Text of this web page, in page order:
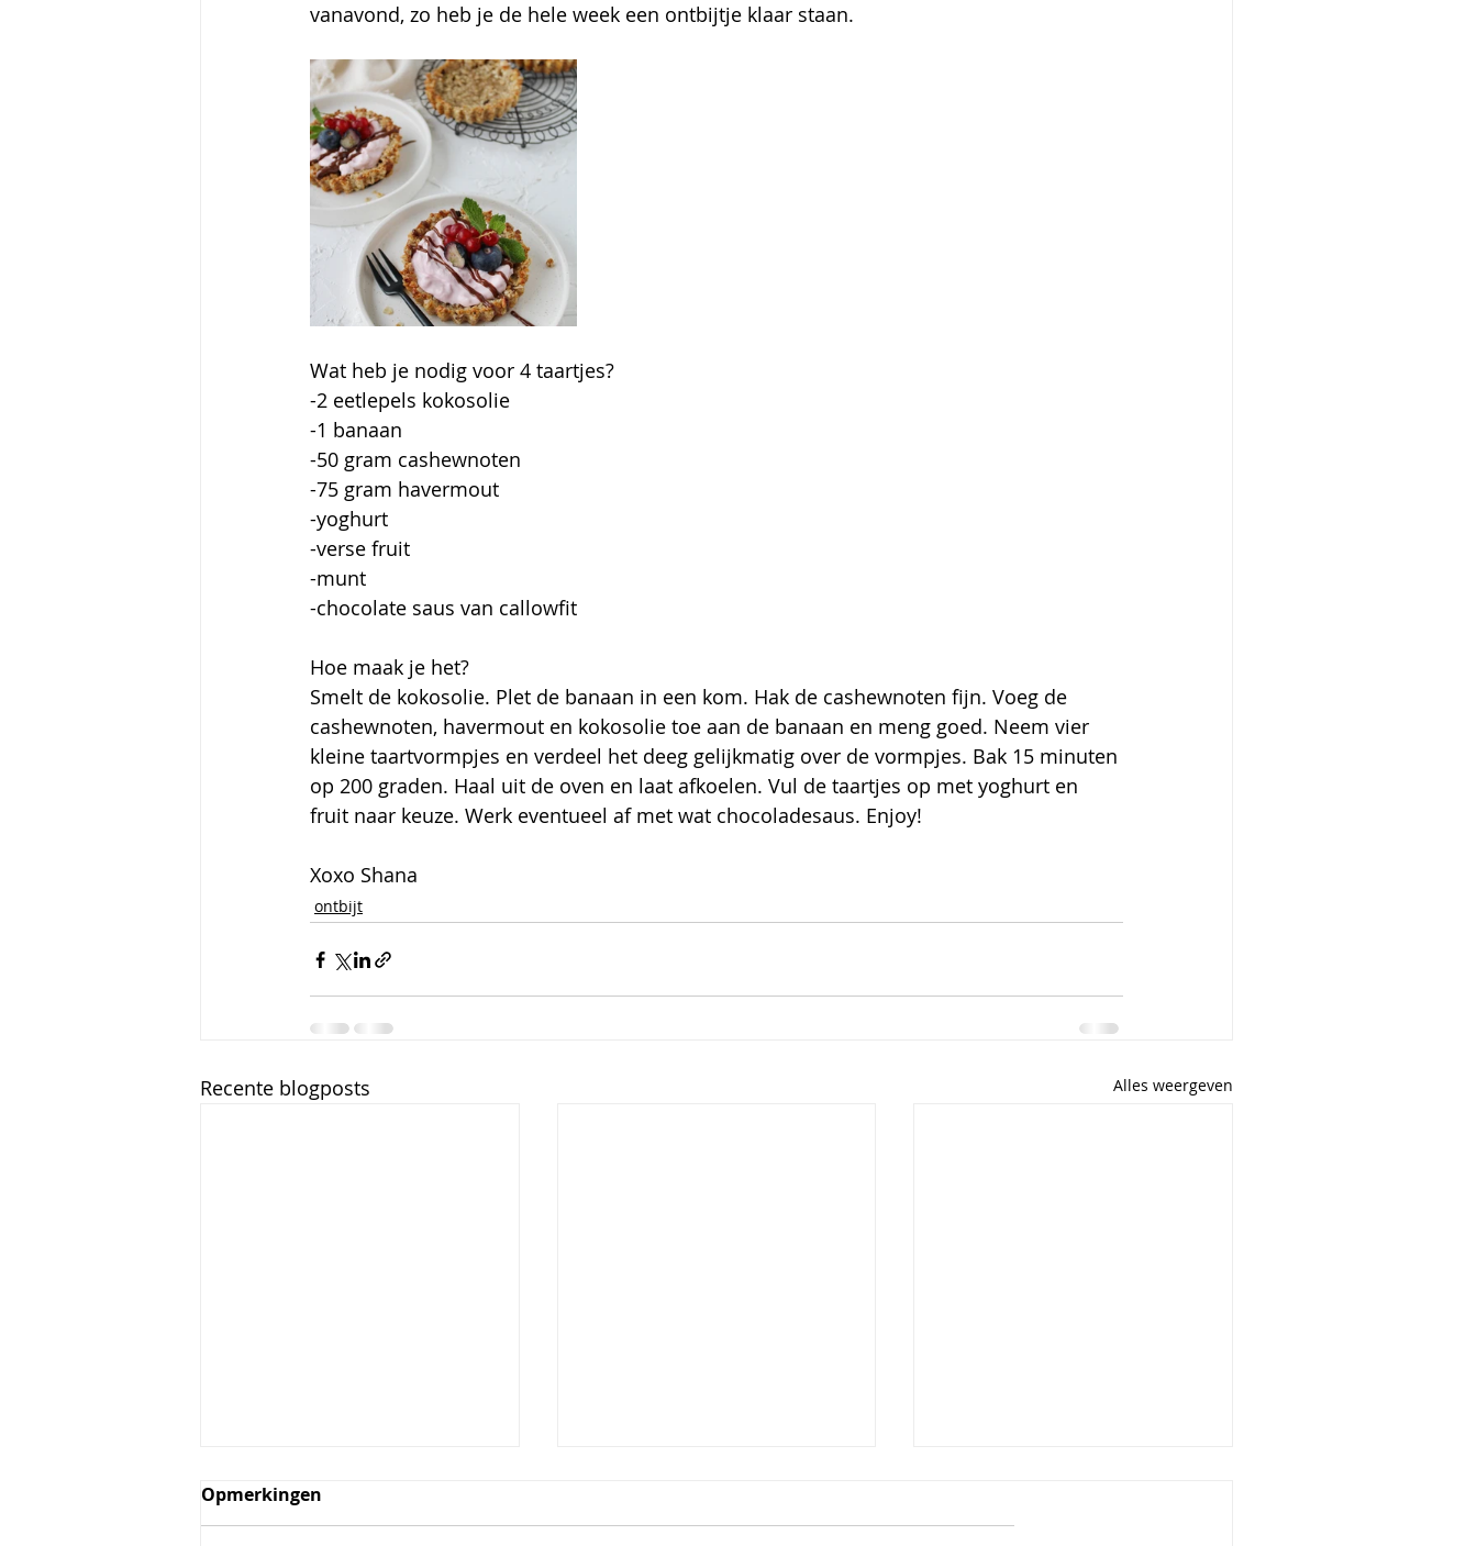
vanavond, zo heb je de hele week een ontbijtje klaar staan.
Wat heb je nodig voor 4 taartjes?
-2 eetlepels kokosolie
-1 banaan
-50 gram cashewnoten
-75 gram havermout
-yoghurt
-verse fruit
-munt
-chocolate saus van callowfit
Hoe maak je het?
Smelt de kokosolie. Plet de banaan in een kom. Hak de cashewnoten fijn. Voeg de
cashewnoten, havermout en kokosolie toe aan de banaan en meng goed. Neem vier
kleine taartvormpjes en verdeel het deeg gelijkmatig over de vormpjes. Bak 15 minuten
op 200 graden. Haal uit de oven en laat afkoelen. Vul de taartjes op met yoghurt en
fruit naar keuze. Werk eventueel af met wat chocoladesaus. Enjoy!
Xoxo Shana
ontbijt
Recente blogposts Alles weergeven
Opmerkingen